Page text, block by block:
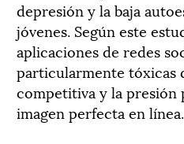
depresión y la baja
jóvenes. Según este
aplicaciones de redes
particularmente tóxicas
competitiva y la presión
imagen perfecta en línea.